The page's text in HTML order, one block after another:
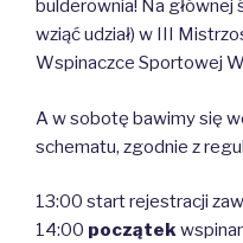
bulderownia! Na głównej
wziąć udział) w III
Wspinaczce Sportowej
A w sobotę bawimy się
schematu, zgodnie z
13:00 start rejestracji
14:00 początek